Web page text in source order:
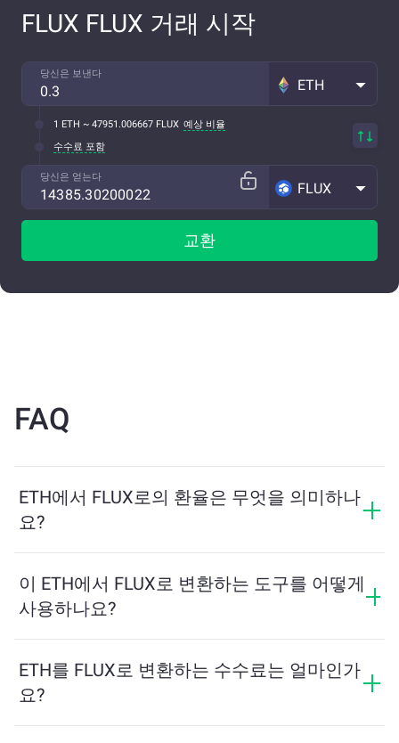
FLUX FLUX 거래 시작
당신은 보낸다
ETH
1 ETH ~ 47951.006667 FLUX 예상 비율
수수료 포함
당신은 얻는다
FLUX
교환
FAQ
ETH에서 FLUX로의 환율은 무엇을 의미하나
요?
줍니다. 이 환율은 시장 상황, 수요와 공급, 그리고 유동성
에 따라 변동합니다.
이 ETH에서 FLUX로 변환하는 도구를 어떻게
사용하나요?
수량을 계산해줍니다. 그런 다음, 안내에 따라 거래를 완
료하세요.
ETH를 FLUX로 변환하는 수수료는 얼마인가
요?